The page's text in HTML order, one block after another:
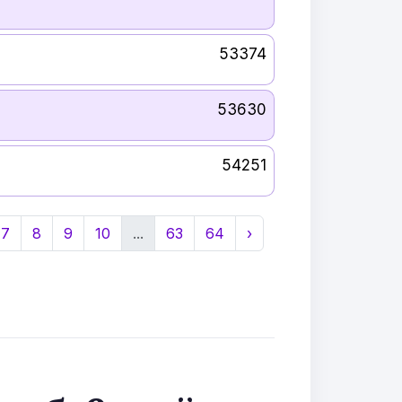
53374
53630
54251
7 8 9 10 ... 63 64 ›